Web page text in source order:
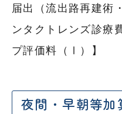
届出（流出路再建術
ンタクトレンズ診療
プ評価料（Ⅰ）】
夜間・早朝等加